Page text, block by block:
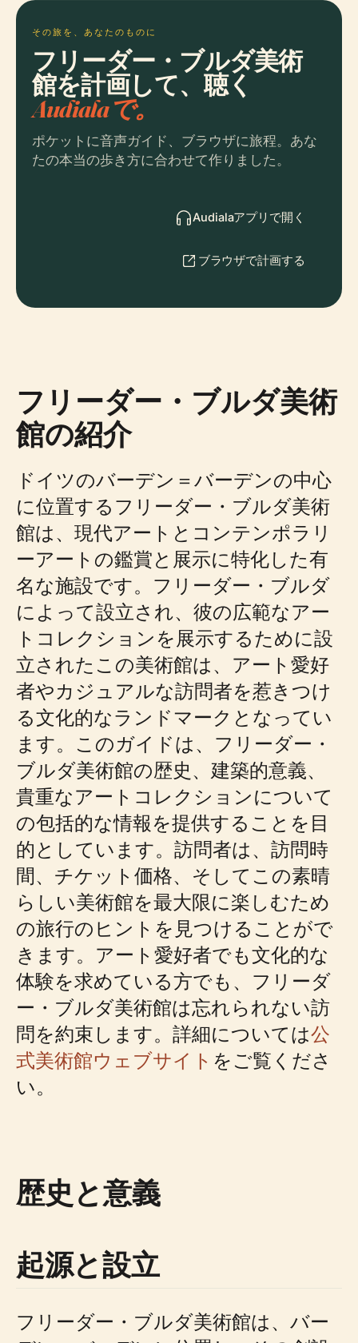
その旅を、あなたのものに
フリーダー・ブルダ美術
館を計画して、聴く
Audialaで。
ポケットに音声ガイド、ブラウザに旅程。あな
たの本当の歩き方に合わせて作りました。
Audialaアプリで開く
ブラウザで計画する
フリーダー・ブルダ美術
館の紹介
ドイツのバーデン＝バーデンの中心
に位置するフリーダー・ブルダ美術
館は、現代アートとコンテンポラリ
ーアートの鑑賞と展示に特化した有
名な施設です。フリーダー・ブルダ
によって設立され、彼の広範なアー
トコレクションを展示するために設
立されたこの美術館は、アート愛好
者やカジュアルな訪問者を惹きつけ
る文化的なランドマークとなってい
ます。このガイドは、フリーダー・
ブルダ美術館の歴史、建築的意義、
貴重なアートコレクションについて
の包括的な情報を提供することを目
的としています。訪問者は、訪問時
間、チケット価格、そしてこの素晴
らしい美術館を最大限に楽しむため
の旅行のヒントを見つけることがで
きます。アート愛好者でも文化的な
体験を求めている方でも、フリーダ
ー・ブルダ美術館は忘れられない訪
問を約束します。詳細については公
式美術館ウェブサイト をご覧くださ
い。
歴史と意義
起源と設立
フリーダー・ブルダ美術館は、バー